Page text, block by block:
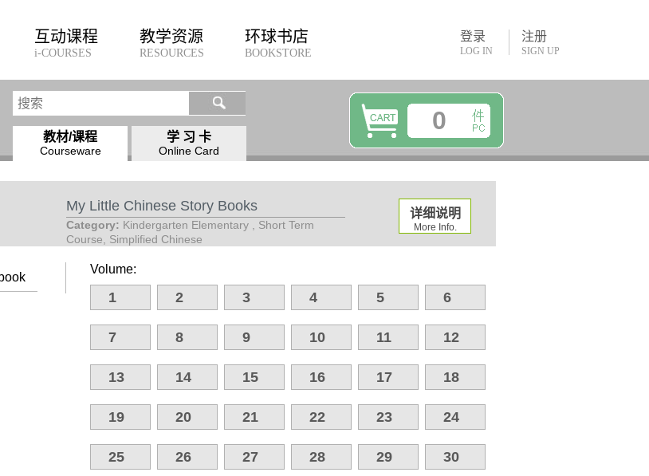
互动课程
i-COURSES
教学资源
RESOURCES
环球书店
BOOKSTORE
登录
LOG IN
注册
SIGN UP
教材/课程
Courseware
学 习 卡
Online Card
0
My Little Chinese Story Books
Category: Kindergarten Elementary , Short Term
Course, Simplified Chinese
详细说明
More Info.
Volume:
1 2 3 4 5 6
7 8 9 10 11 12
13 14 15 16 17 18
19 20 21 22 23 24
25 26 27 28 29 30